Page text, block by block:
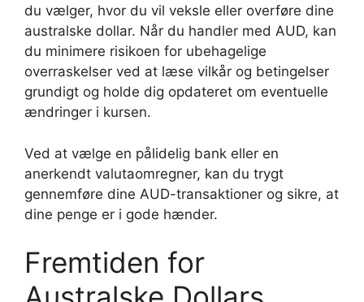
du vælger, hvor du vil veksle eller overføre dine
australske dollar. Når du handler med AUD, kan
du minimere risikoen for ubehagelige
overraskelser ved at læse vilkår og betingelser
grundigt og holde dig opdateret om eventuelle
ændringer i kursen.
Ved at vælge en pålidelig bank eller en
anerkendt valutaomregner, kan du trygt
gennemføre dine AUD-transaktioner og sikre, at
dine penge er i gode hænder.
Fremtiden for